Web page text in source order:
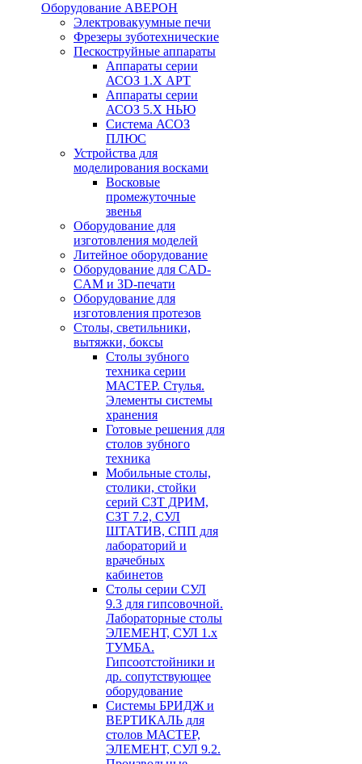
Оборудование АВЕРОН
Электровакуумные печи
Фрезеры зуботехнические
Пескоструйные аппараты
Аппараты серии
АСОЗ 1.Х АРТ
Аппараты серии
АСОЗ 5.Х НЬЮ
Система АСОЗ
ПЛЮС
Устройства для
моделирования восками
Восковые
промежуточные
звенья
Оборудование для
изготовления моделей
Литейное оборудование
Оборудование для CAD-
CAM и 3D-печати
Оборудование для
изготовления протезов
Cтолы, светильники,
вытяжки, боксы
Столы зубного
техника серии
МАСТЕР. Стулья.
Элементы системы
хранения
Готовые решения для
столов зубного
техника
Мобильные столы,
столики, стойки
серий СЗТ ДРИМ,
СЗТ 7.2, СУЛ
ШТАТИВ, СПП для
лабораторий и
врачебных
кабинетов
Столы серии СУЛ
9.3 для гипсовочной.
Лабораторные столы
ЭЛЕМЕНТ, СУЛ 1.х
ТУМБА.
Гипсоотстойники и
др. сопутствующее
оборудование
Системы БРИДЖ и
ВЕРТИКАЛЬ для
столов МАСТЕР,
ЭЛЕМЕНТ, СУЛ 9.2.